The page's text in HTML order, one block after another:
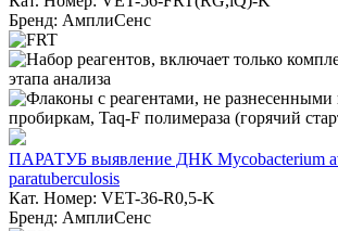
Бренд: АмплиСенс
ПАРАТУБ выявление ДНК Mycobacterium
paratuberculosis
Кат. Номер: VET-36-R0,5-K
Бренд: АмплиСенс